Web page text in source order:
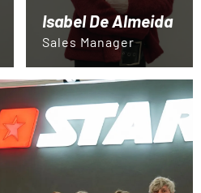
Isabel De Almeida
Sales Manager